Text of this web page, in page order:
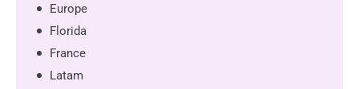
Europe
Florida
France
Latam